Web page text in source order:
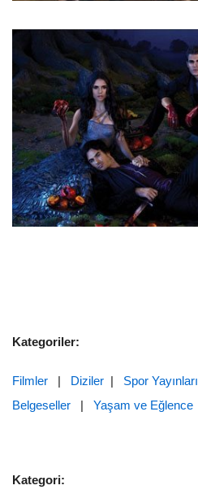
Kategoriler:
Filmler | Diziler | Spor Yayınları
Belgeseller | Yaşam ve Eğlence
Kategori: